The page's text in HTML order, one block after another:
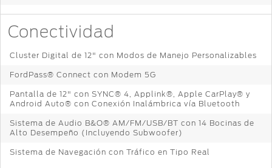
Conectividad
Cluster Digital de 12" con Modos de Manejo Personalizables
FordPass® Connect con Modem 5G
Pantalla de 12" con SYNC® 4, Applink®, Apple CarPlay® y
Android Auto® con Conexión Inalámbrica vía Bluetooth
Sistema de Audio B&O® AM/FM/USB/BT con 14 Bocinas de
Alto Desempeño (Incluyendo Subwoofer)
Sistema de Navegación con Tráfico en Tipo Real